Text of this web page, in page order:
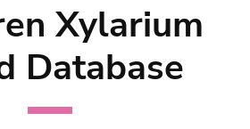
Xylarium
Database